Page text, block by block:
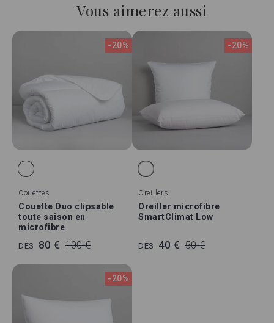
Vous aimerez aussi
-20%
Couettes
Couette Duo clipsable
toute saison en
microfibre
DÈS 80 € 100 €
-20%
Oreillers
Oreiller microfibre
SmartClimat Low
DÈS 40 € 50 €
-20%